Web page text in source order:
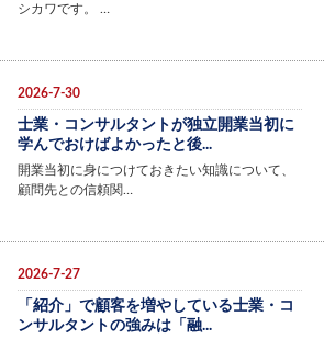
シカワです。 …
2026-7-30
士業・コンサルタントが独立開業当初に
学んでおけばよかったと後...
開業当初に身につけておきたい知識について、
顧問先との信頼関…
2026-7-27
「紹介」で顧客を増やしている士業・コ
ンサルタントの強みは「融...